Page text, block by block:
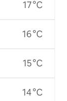
17 °C
16 °C
15 °C
14 °C